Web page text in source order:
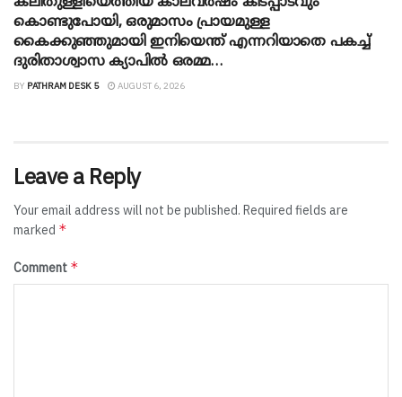
കൊണ്ടുപോയി, ഒരുമാസം പ്രായമുള്ള
കൈക്കുഞ്ഞുമായി ഇനിയെന്ത് എന്നറിയാതെ പകച്ച്
ദുരിതാശ്വാസ ക്യാപിൽ ഒരമ്മ…
BY PATHRAM DESK 5 AUGUST 6, 2026
Leave a Reply
Your email address will not be published. Required fields are
marked *
Comment *